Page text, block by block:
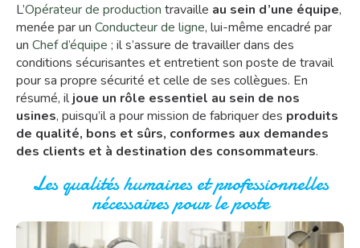
L’Opérateur de production travaille au sein d’une équipe,
menée par un Conducteur de ligne, lui-même encadré par
un Chef d’équipe ; il s’assure de travailler dans des
conditions sécurisantes et entretient son poste de travail
pour sa propre sécurité et celle de ses collègues. En
résumé, iljoue un rôle essentiel au sein de nos
usines, puisqu’il a pour mission de fabriquer des produits
de qualité, bons et sûrs, conformes aux demandes
des clients et à destination des consommateurs.
Les qualités humaines et professionnelles
nécessaires pour le poste